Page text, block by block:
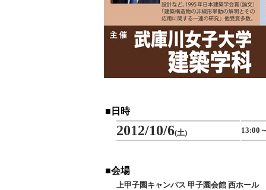
■ 日時
2012/10/6(土) 13:00
■会場
上甲子園キャンパス 甲子園会館 西ホール